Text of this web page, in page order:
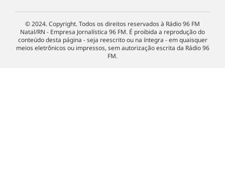
© 2024. Copyright. Todos os direitos reservados à Rádio 96 FM
Natal/RN - Empresa Jornalística 96 FM. É proibida a reprodução do
conteúdo desta página - seja reescrito ou na íntegra - em quaisquer
meios eletrônicos ou impressos, sem autorização escrita da Rádio 96
FM.